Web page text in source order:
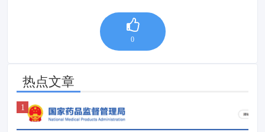
0
热点文章